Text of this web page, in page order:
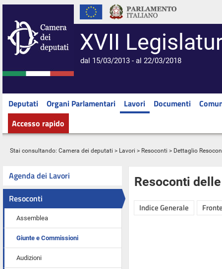
XVII
dal 15/03/2013 - al 22/03/2018
Deputati Organi Parlamentari Lavori Documenti
Accesso rapido
Stai consultando: Camera dei deputati > Lavori > Resoconti > Dettaglio
Agenda dei Lavori
Resoconti
Assemblea
Giunte e Commissioni
Audizioni
Resoconti
Indice Generale